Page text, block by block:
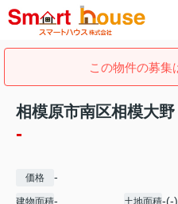
この物件の募集
相模原市南区相模大
-
価格 -
建物面積- 土地面積-(-)